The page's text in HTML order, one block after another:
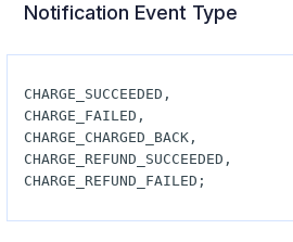
Notification Event Type